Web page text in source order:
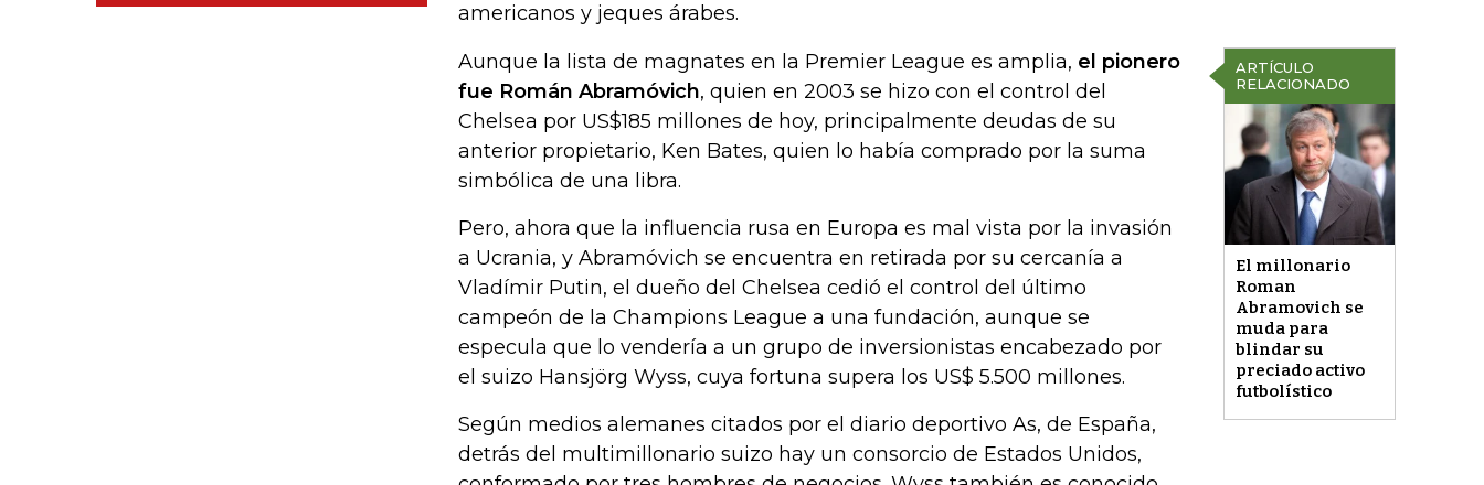
americanos y jeques árabes.
ARTÍCULO
RELACIONADO
El millonario
Roman
Abramovich se
muda para
blindar su
preciado activo
futbolístico
Aunque la lista de magnates en la Premier League es amplia, el pionero
fue Román Abramóvich, quien en 2003 se hizo con el control del
Chelsea por US$185 millones de hoy, principalmente deudas de su
anterior propietario, Ken Bates, quien lo había comprado por la suma
simbólica de una libra.
Pero, ahora que la influencia rusa en Europa es mal vista por la invasión
a Ucrania, y Abramóvich se encuentra en retirada por su cercanía a
Vladímir Putin, el dueño del Chelsea cedió el control del último
campeón de la Champions League a una fundación, aunque se
especula que lo vendería a un grupo de inversionistas encabezado por
el suizo Hansjörg Wyss, cuya fortuna supera los US$ 5.500 millones.
Según medios alemanes citados por el diario deportivo As, de España,
detrás del multimillonario suizo hay un consorcio de Estados Unidos,